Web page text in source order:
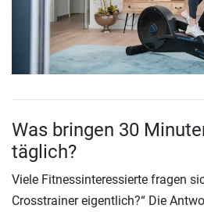
Was bringen 30
täglich?
Viele Fitnessinteressierte fragen
Crosstrainer eigentlich?“ Die